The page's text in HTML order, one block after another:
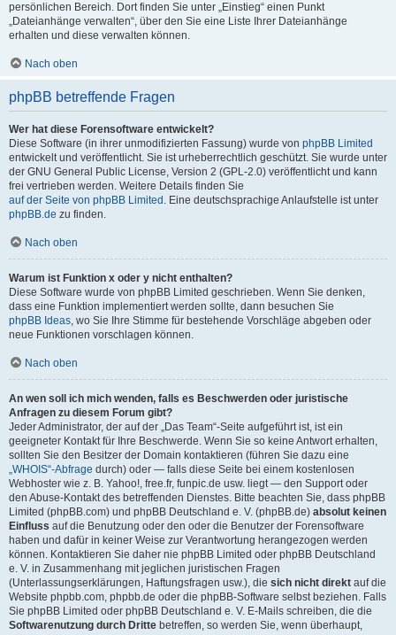
persönlichen Bereich. Dort finden Sie unter „Einstieg“ einen Punkt
„Dateianhänge verwalten“, über den Sie eine Liste Ihrer Dateianhänge
erhalten und diese verwalten können.
Nach oben
phpBB betreffende Fragen
Wer hat diese Forensoftware entwickelt?
Diese Software (in ihrer unmodifizierten Fassung) wurde von phpBB Limited
entwickelt und veröffentlicht. Sie ist urheberrechtlich geschützt. Sie wurde unter
der GNU General Public License, Version 2 (GPL-2.0) veröffentlicht und kann
frei vertrieben werden. Weitere Details finden Sie
auf der Seite von phpBB Limited . Eine deutschsprachige Anlaufstelle ist unter
phpBB.de zu finden.
Nach oben
Warum ist Funktion x oder y nicht enthalten?
Diese Software wurde von phpBB Limited geschrieben. Wenn Sie denken,
dass eine Funktion implementiert werden sollte, dann besuchen Sie
phpBB Ideas, wo Sie Ihre Stimme für bestehende Vorschläge abgeben oder
neue Funktionen vorschlagen können.
Nach oben
An wen soll ich mich wenden, falls es Beschwerden oder juristische
Anfragen zu diesem Forum gibt?
Jeder Administrator, der auf der „Das Team“-Seite aufgeführt ist, ist ein
geeigneter Kontakt für Ihre Beschwerde. Wenn Sie so keine Antwort erhalten,
sollten Sie den Besitzer der Domain kontaktieren (führen Sie dazu eine
„WHOIS“-Abfrage durch) oder — falls diese Seite bei einem kostenlosen
Webhoster wie z. B. Yahoo!, free.fr, funpic.de usw. liegt — den Support oder
den Abuse-Kontakt des betreffenden Dienstes. Bitte beachten Sie, dass phpBB
Limited (phpBB.com) und phpBB Deutschland e. V. (phpBB.de) absolut keinen
Einfluss auf die Benutzung oder den oder die Benutzer der Forensoftware
haben und dafür in keiner Weise zur Verantwortung herangezogen werden
können. Kontaktieren Sie daher nie phpBB Limited oder phpBB Deutschland
e. V. in Zusammenhang mit jeglichen juristischen Fragen
(Unterlassungserklärungen, Haftungsfragen usw.), die sich nicht direkt auf die
Website phpbb.com, phpbb.de oder die phpBB-Software selbst beziehen. Falls
Sie phpBB Limited oder phpBB Deutschland e. V. E-Mails schreiben, die die
Softwarenutzung durch Dritte betreffen, so werden Sie, wenn überhaupt,